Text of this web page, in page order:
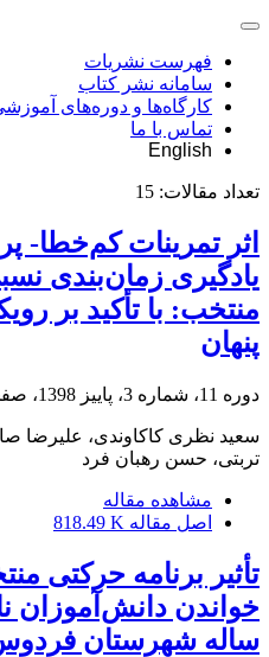
فهرست نشریات
سامانه نشر کتاب
کارگاه‌ها و دوره‌های
تماس با ما
English
تعداد مقالات: 15
اثر تمرینات کم‌خطا-
یادگیری زمان‌بندی
منتخب: با تأکید بر
پنهان
دوره 11، شماره 3، پاییز 1398، صفحه
سعید نظری کاکاوندی، علیرضا
تربتی، حسن رهبان فرد
مشاهده مقاله
اصل مقاله 818.49 K
تأثیر برنامه حرکتی
ساله شهرستان